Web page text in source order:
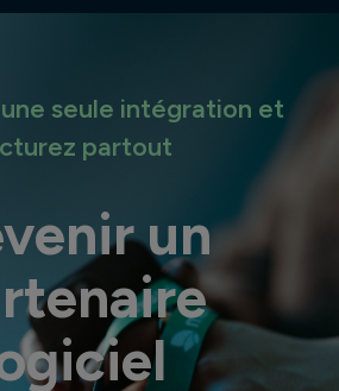
seule intégration et
partout
un